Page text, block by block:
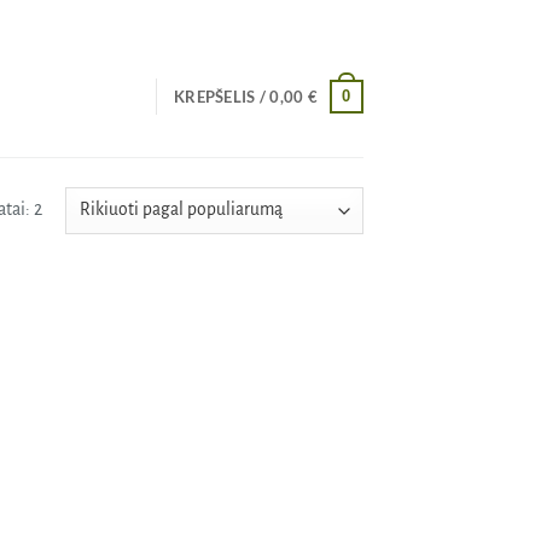
KREPŠELIS /0,00 € 0
2Rūšiuojama
pagal